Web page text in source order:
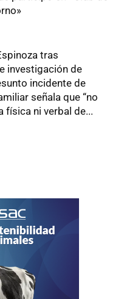
tras
investigación de
incidente de
señala que “no
física ni verbal de...